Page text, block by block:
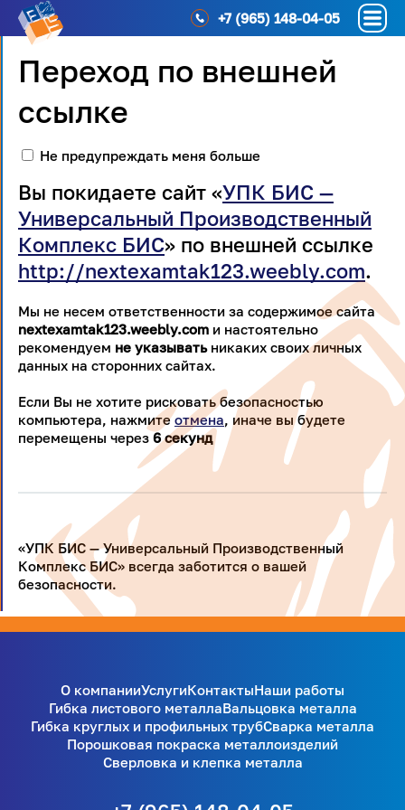
+7 (965) 148-04-05
Переход по внешней
ссылке
Не предупреждать меня больше
Вы покидаете сайт «УПК БИС —
Универсальный Производственный
Комплекс БИС» по внешней ссылке
http://nextexamtak123.weebly.com.
Мы не несем ответственности за содержимое сайта
nextexamtak123.weebly.com и настоятельно
рекомендуем не указыватьникаких своих личных
данных на сторонних сайтах.
Если Вы не хотите рисковать безопасностью
компьютера, нажмитеотмена, иначе вы будете
перемещены через 5секунд
«УПК БИС — Универсальный Производственный
Комплекс БИС» всегда заботится о вашей
безопасности.
О компанииУслугиКонтактыНаши работы
Гибка листового металлаВальцовка металла
Гибка круглых и профильных трубСварка металла
Порошковая покраска металлоизделий
Сверловка и клепка металла